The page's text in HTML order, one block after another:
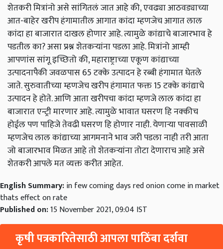
शेतकरी मित्रांनो असे सांगितलं जात आहे की, एवढ्या आठवड्याच्या
आत-बाहेर खरीप हंगामातील आगात कांदा म्हणजेच आगात लाल
कांदा हा बाजारात दाखल होणार आहे. त्यामुळे कांद्याचे बाजारभाव हे
पडतील का? असा प्रश्न शेतकऱ्यांना पडला आहे. मित्रांनो आम्ही
आपणांस सांगू इच्छितो की, महाराष्ट्राच्या एकूण कांद्याच्या
उत्पादनापैकी जवळपास 65 टक्के उत्पादन हे रब्बी हंगामात घेतले
जाते. सुरुवातीच्या म्हणजेच खरीप हंगामात फक्त 15 टक्के कांद्याचे
उत्पादन हे होते. आणि आता खरीपचा कांदा म्हणजे लाल कांदा हा
बाजारात एन्ट्री मारणार आहे. त्यामुळे भावात घसरण हि नक्कीच
होईल पण पाहिजे तेवढी घसरण हि होणार नाही. येणाऱ्या पावसाळी
म्हणजेच लाल कांद्याच्या आगमनाने भाव जरी पडला नाही तरी आता
जो बाजारभाव मिळत आहे तो शेतकऱ्यांना तोटा देणाराच आहे असे
शेतकरी आपले मत व्यक्त करीत आहेत.
English Summary:in few coming days red onion come in market
thats effect on rate
Published on:15 November 2021, 09:04 IST
कृषी पत्रकारितेसाठी आपला पाठिंबा दर्शवा